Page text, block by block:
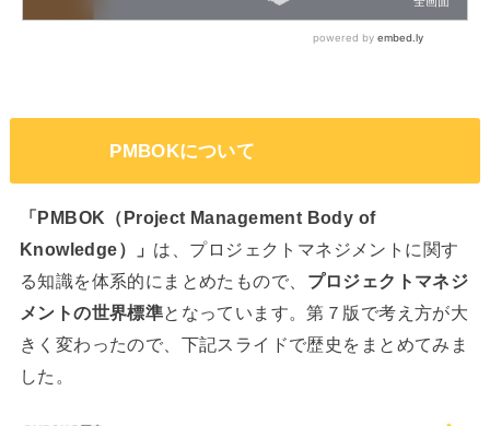
PMBOKについて
「PMBOK（Project Management Body of
Knowledge）」 は、プロジェクトマネジメントに関す
る知識を体系的にまとめたもので、 プロジェクトマネジ
メントの世界標準となっています。第７版で考え方が大
きく変わったので、下記スライドで歴史をまとめてみま
した。